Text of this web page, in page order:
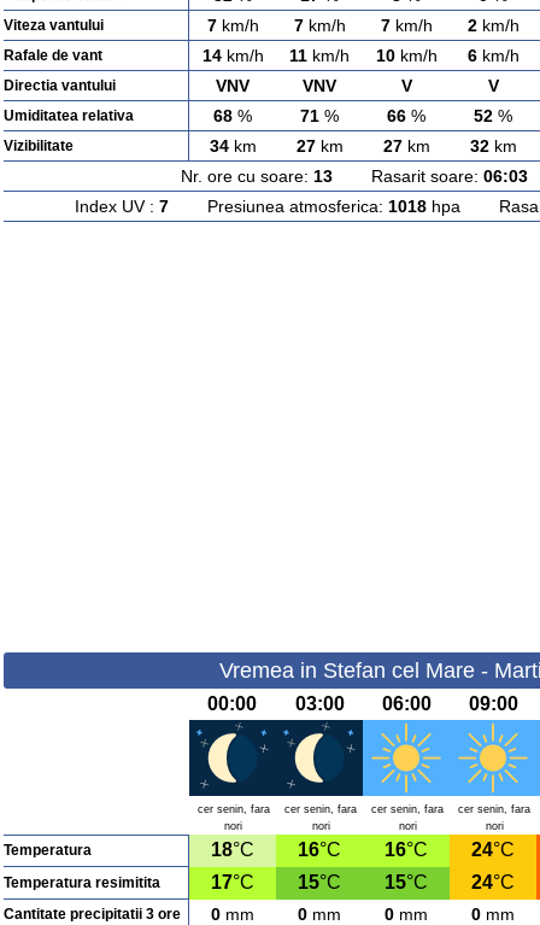
Viteza vantului 7km/h 7km/h 7km/h 2km/h
Rafale de vant 14km/h 11 km/h 10km/h 6km/h
Directia vantului VNV VNV V V
Umiditatea relativa 68 % 71 % 66 % 52 %
Vizibilitate 34km 27km 27km 32km
Nr. ore cu soare: 13Rasarit soare: 06:03
Index UV : 7Presiunea atmosferica: 1018hpa
Vremea in Stefan cel Mare -
00:00 03:00 06:00 09:00
cer senin, fara
nori
cer senin, fara
nori
cer senin, fara
nori
cer senin, fara
nori
Temperatura 18°C 16°C 16°C 24°C
Temperatura resimitita 17°C 15°C 15°C 24°C
Cantitate precipitatii 3 ore 0 mm 0 mm 0 mm 0 mm